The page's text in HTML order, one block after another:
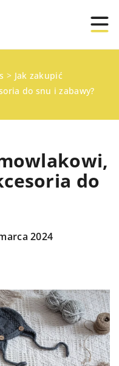
> Jak zakupić
do snu i zabawy?
do
2024